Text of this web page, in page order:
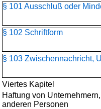
§ 101 Ausschluß oder
§ 102 Schriftform
§ 103 Zwischennachricht,
Viertes Kapitel
Haftung von
anderen Personen